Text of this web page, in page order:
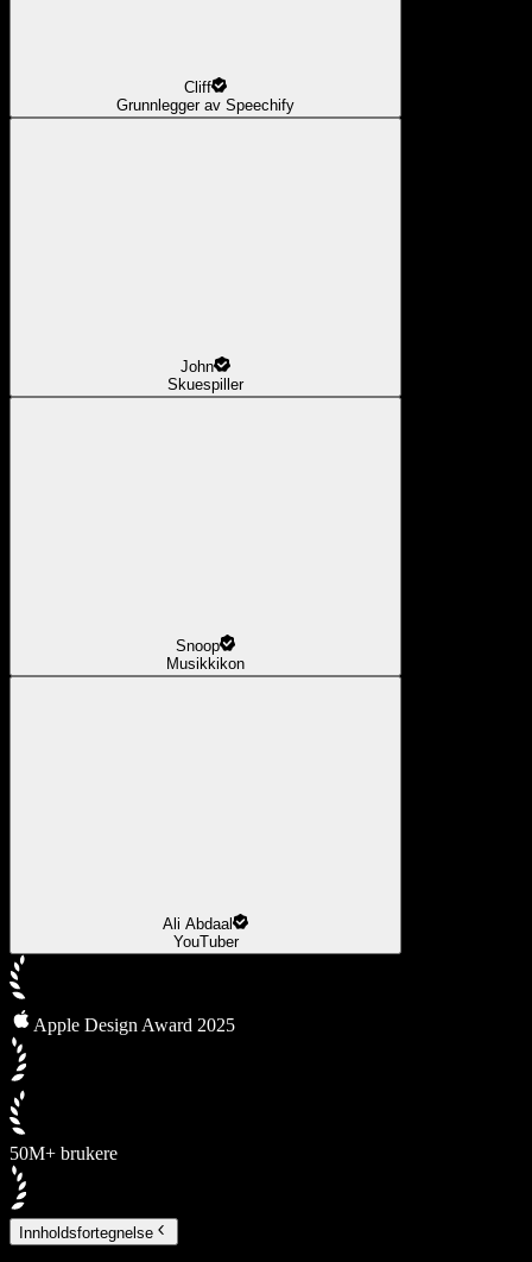
Cliff
Grunnlegger av Speechify
John
Skuespiller
Snoop
Musikkikon
Ali Abdaal
YouTuber
Apple Design Award 2025
50M+ brukere
Innholdsfortegnelse